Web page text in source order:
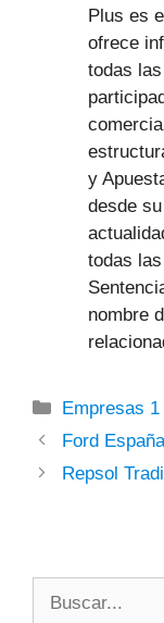
Plus es
ofrece
todas
y
desde
todas
nombre
Categorías
Empresas 1
Ford
Repsol